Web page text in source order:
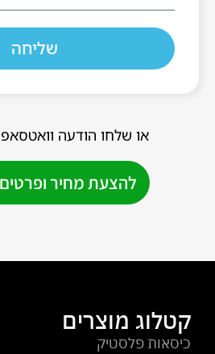
שליחה
או שלחו הודעה וואטסאפ
להצעת מחיר
קטלוג מוצרים
כיסאות פלסטיק